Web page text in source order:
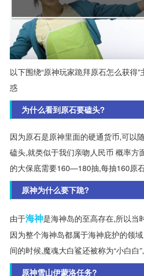
以下围绕“原神玩家跪拜原石怎么获得
惑
为什么看到原石要磕头?
因为原石是原神里面的硬通货币,可以
磕头,就类似于我们亲吻人民币 概率方
的大保底需要160—180抽,每抽160原石
原神为什么要下跪?
由于海神是海神岛的至高存在,所以当
因为整个海神岛都属于海神庇护的领
间的时候,魔魂大白鲨还被称为“小白白”,
原神雪山伊蒙洛任务?